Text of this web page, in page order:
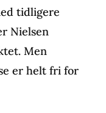
tidligere
Nielsen
Men
er helt fri for